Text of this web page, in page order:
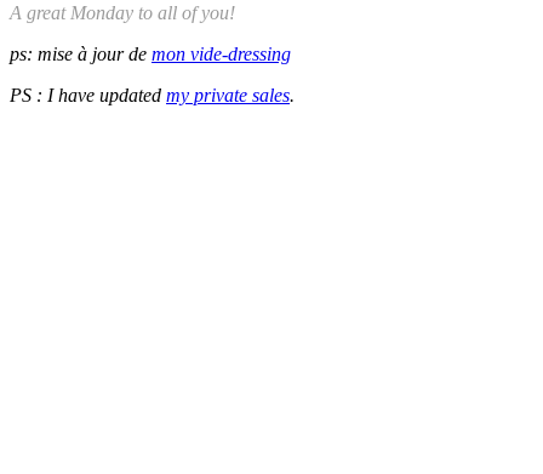
A great Monday to all of you!
ps: mise à jour de mon vide-dressing
PS : I have updated my private sales.